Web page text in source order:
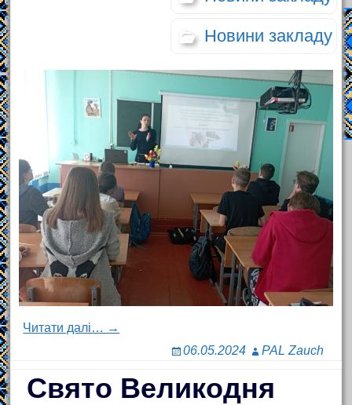
Новини закладу
Читати далі… →
06.05.2024
PAL Zauch
Свято Великодня